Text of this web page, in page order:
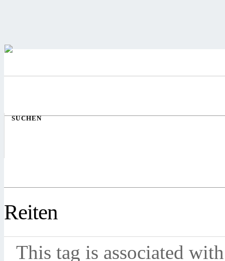
SUCHEN
Reiten
This tag is associated